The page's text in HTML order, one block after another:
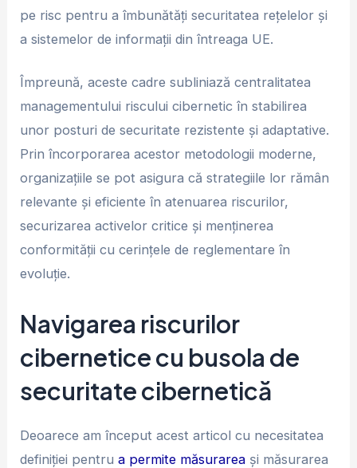
pe risc pentru a îmbunătăți securitatea rețelelor și
a sistemelor de informații din întreaga UE.
Împreună, aceste cadre subliniază centralitatea
managementului riscului cibernetic în stabilirea
unor posturi de securitate rezistente și adaptative.
Prin încorporarea acestor metodologii moderne,
organizațiile se pot asigura că strategiile lor rămân
relevante și eficiente în atenuarea riscurilor,
securizarea activelor critice și menținerea
conformității cu cerințele de reglementare în
evoluție.
Navigarea riscurilor
cibernetice cu busola de
securitate cibernetică
Deoarece am început acest articol cu ​​necesitatea
definiției pentrua permite măsurarea și măsurarea